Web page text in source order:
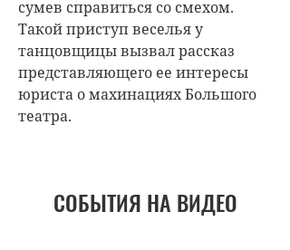
сумев справиться со смехом.
Такой приступ веселья у
танцовщицы вызвал рассказ
представляющего ее интересы
юриста о махинациях Большого
театра.
СОБЫТИЯ НА ВИДЕО